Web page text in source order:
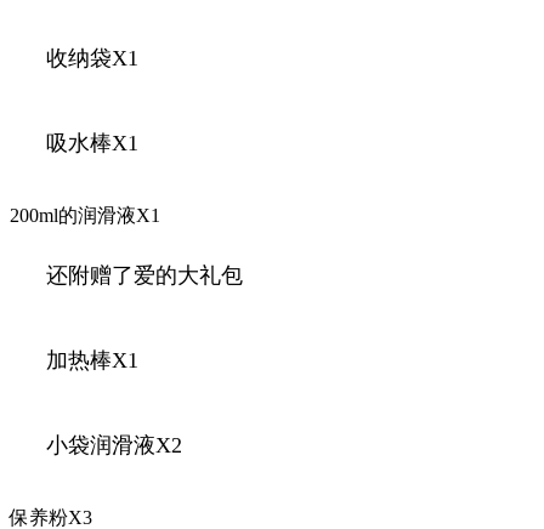
收纳袋X1
吸水棒X1
200ml的润滑液X1
还附赠了爱的大礼包
加热棒X1
小袋润滑液X2
保养粉X3